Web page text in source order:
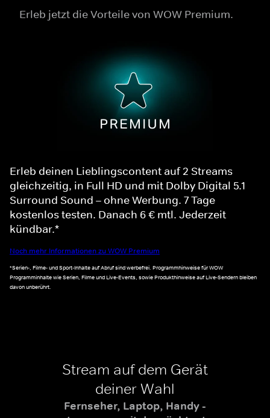
Erleb jetzt die Vorteile von WOW Premium.
Erleb deinen Lieblingscontent auf 2 Streams
gleichzeitig, in Full HD und mit Dolby Digital 5.1
Surround Sound – ohne Werbung. 7 Tage
kostenlos testen. Danach 6 € mtl. Jederzeit
kündbar.*
Noch mehr Informationen zu WOW Premium
*Serien-, Filme- und Sport-Inhalte auf Abruf sind werbefrei. Programmhinweise für WOW
Programminhalte wie Serien, Filme und Live-Events, sowie Produkthinweise auf Live-Sendern bleiben
davon unberührt.
Stream auf dem Gerät
deiner Wahl
Fernseher, Laptop, Handy -